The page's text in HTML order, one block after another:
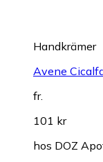
Handkrämer
Avene
fr.
101 kr
hos DOZ